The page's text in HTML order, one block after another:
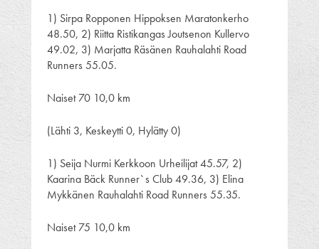
1) Sirpa Ropponen Hippoksen Maratonkerho
48.50, 2) Riitta Ristikangas Joutsenon Kullervo
49.02, 3) Marjatta Räsänen Rauhalahti Road
Runners 55.05.
Naiset 70 10,0 km
(Lähti 3, Keskeytti 0, Hylätty 0)
1) Seija Nurmi Kerkkoon Urheilijat 45.57, 2)
Kaarina Bäck Runner`s Club 49.36, 3) Elina
Mykkänen Rauhalahti Road Runners 55.35.
Naiset 75 10,0 km